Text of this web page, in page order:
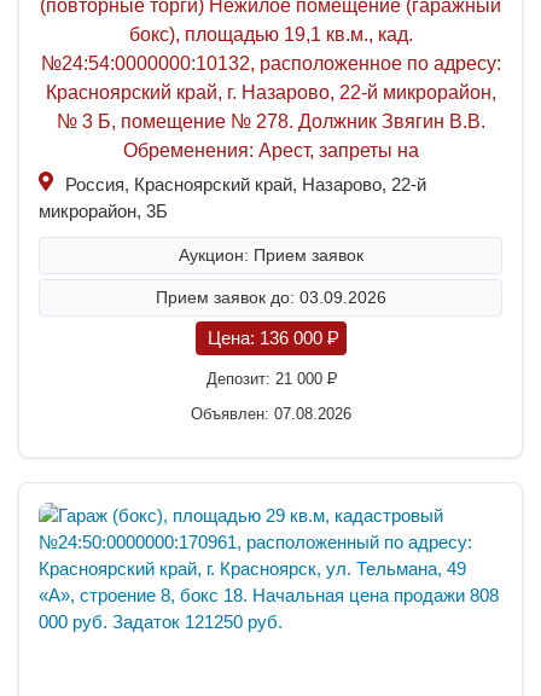
(повторные торги) Нежилое помещение (гаражный
бокс), площадью 19,1 кв.м., кад.
№24:54:0000000:10132, расположенное по адресу:
Красноярский край, г. Назарово, 22-й микрорайон,
№ 3 Б, помещение № 278. Должник Звягин В.В.
Обременения: Арест, запреты на
Россия, Красноярский край, Назарово, 22-й
микрорайон, 3Б
Аукцион: Прием заявок
Прием заявок до: 03.09.2026
Цена: 136 000 P
Депозит: 21 000P
Объявлен: 07.08.2026